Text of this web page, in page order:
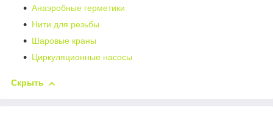
Анаэробные герметики
Нити для резьбы
Шаровые краны
Циркуляционные насосы
Скрыть